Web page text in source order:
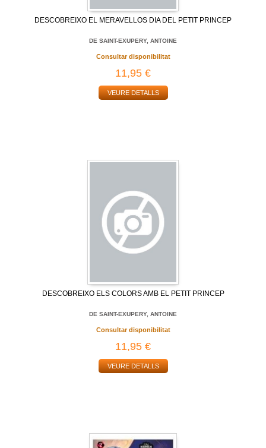
DESCOBREIXO EL MERAVELLOS DIA DEL PETIT PRINCEP
DE SAINT-EXUPERY, ANTOINE
Consultar disponibilitat
11,95 €
VEURE DETALLS
DESCOBREIXO ELS COLORS AMB EL PETIT PRINCEP
DE SAINT-EXUPERY, ANTOINE
Consultar disponibilitat
11,95 €
VEURE DETALLS